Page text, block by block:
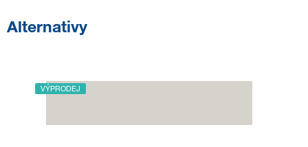
Alternativy
VÝPRODEJ